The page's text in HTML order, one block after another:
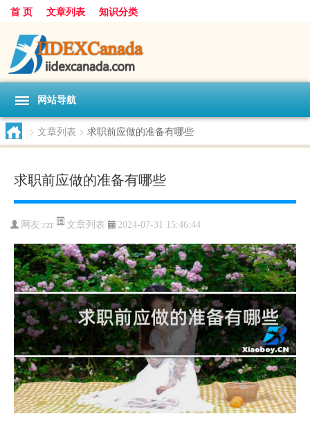
首 页 文章列表 知识分类
网站导航
> 文章列表 > 求职前应做的准备有哪些
求职前应做的准备有哪些
网友:rzr 文章列表 2024-07-31 15:46:44